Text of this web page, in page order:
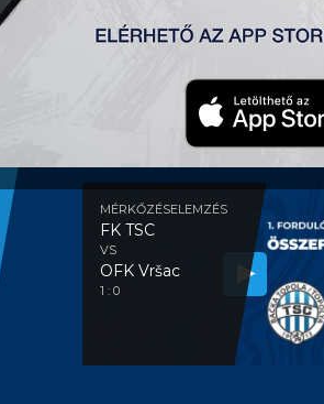
MÉRKŐZÉSELEMZÉS
MÉRKŐZÉSELEMZÉS
FK TSC
VS
OFK Vršac
1 : 0